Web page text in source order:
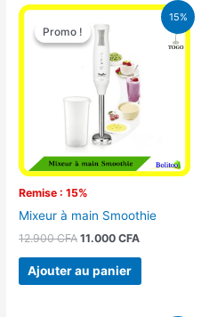
15%
Promo !
Remise : 15%
Promo !
Mixeur à main Smoothie
12.900CFA
Le
prix
initial
était :
12.900 CFA.
11.000CFA
Le
Ajouter au panier